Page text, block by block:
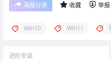
海报分享 收藏 举报
Win10 Win11
进阶安装